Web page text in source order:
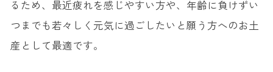
るため、最近疲れを感じやすい方や、年齢に負けずい
つまでも若々しく元気に過ごしたいと願う方へのお土
産として最適です。